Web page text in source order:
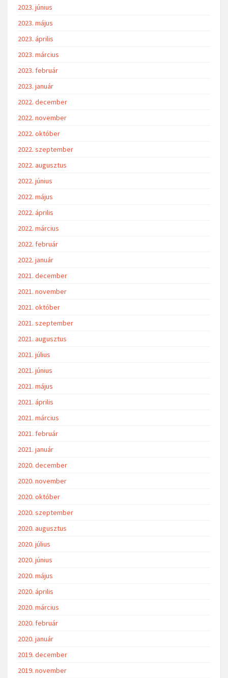
2023. június
2023. május
2023. április
2023. március
2023. február
2023. január
2022. december
2022. november
2022. október
2022. szeptember
2022. augusztus
2022. június
2022. május
2022. április
2022. március
2022. február
2022. január
2021. december
2021. november
2021. október
2021. szeptember
2021. augusztus
2021. július
2021. június
2021. május
2021. április
2021. március
2021. február
2021. január
2020. december
2020. november
2020. október
2020. szeptember
2020. augusztus
2020. július
2020. június
2020. május
2020. április
2020. március
2020. február
2020. január
2019. december
2019. november